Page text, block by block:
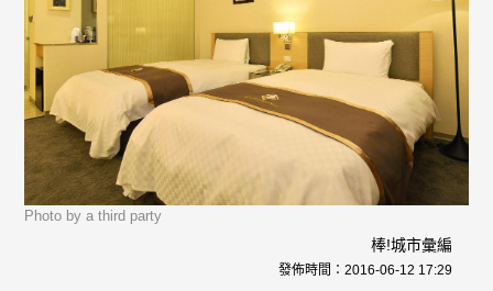
Photo by a third party
棒!城市彙編
發佈時間： 2016-06-12 17:29